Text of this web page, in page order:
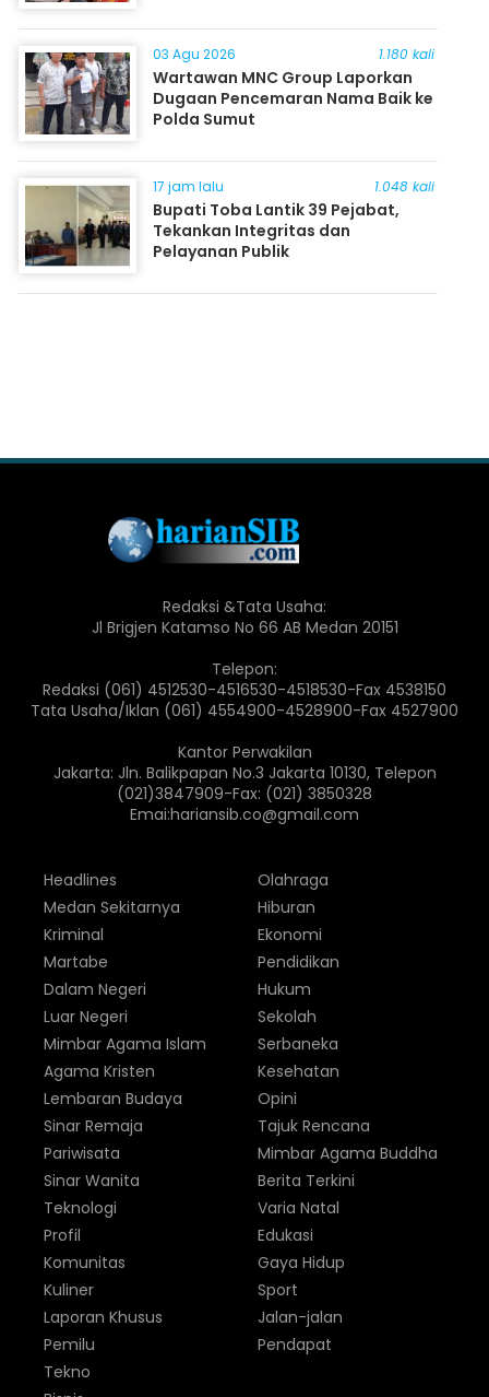
03 Agu 2026 1.180 kali
Wartawan MNC Group Laporkan
Dugaan Pencemaran Nama Baik ke
Polda Sumut
17 jam lalu 1.048 kali
Bupati Toba Lantik 39 Pejabat,
Tekankan Integritas dan
Pelayanan Publik
Redaksi &Tata Usaha:
Jl Brigjen Katamso No 66 AB Medan 20151
Telepon:
Redaksi (061) 4512530-4516530-4518530-Fax 4538150
Tata Usaha/Iklan (061) 4554900-4528900-Fax 4527900
Kantor Perwakilan
Jakarta: Jln. Balikpapan No.3 Jakarta 10130, Telepon
(021)3847909-Fax: (021) 3850328
Emai:hariansib.co@gmail.com
Headlines
Medan Sekitarnya
Kriminal
Martabe
Dalam Negeri
Luar Negeri
Olahraga
Hiburan
Ekonomi
Pendidikan
Hukum
Sekolah
Mimbar Agama Islam
Agama Kristen
Lembaran Budaya
Sinar Remaja
Pariwisata
Sinar Wanita
Serbaneka
Kesehatan
Opini
Tajuk Rencana
Mimbar Agama Buddha
Berita Terkini
Teknologi
Profil
Komunitas
Kuliner
Laporan Khusus
Pemilu
Varia Natal
Edukasi
Gaya Hidup
Sport
Jalan-jalan
Pendapat
Tekno